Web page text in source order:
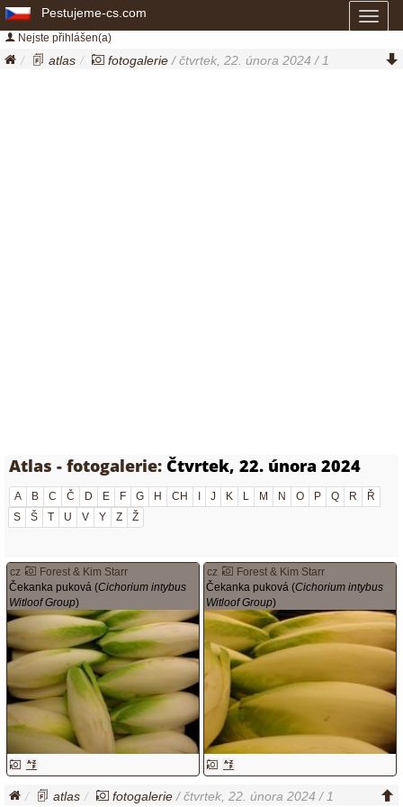
Pestujeme-cs.com
Nejste přihlášen(a)
atlas fotogalerie / čtvrtek, 22. února 2024 / 1
Atlas - fotogalerie: Čtvrtek, 22. února 2024
A B C Č D E F G H CH J K L M N O P Q R
Ř
S
Š T U V Y Z Ž
cz
Forest & Kim Starr
Čekanka puková (Cichorium intybus
Witloof Group)
cz
Forest & Kim Starr
Čekanka puková (Cichorium intybus
Witloof Group)
atlas fotogalerie / čtvrtek, 22. února 2024 / 1